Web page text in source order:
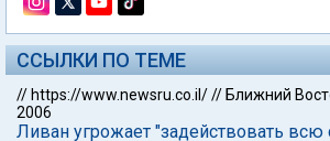
ССЫЛКИ ПО ТЕМЕ
// https://www.newsru.co.il/// Ближний
2006
Ливан угрожает "задействовать